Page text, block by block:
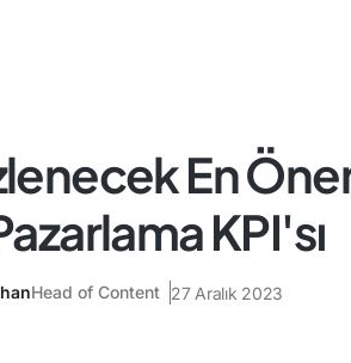
En
KPI'sı
Head of Content 27 Aralık 2023